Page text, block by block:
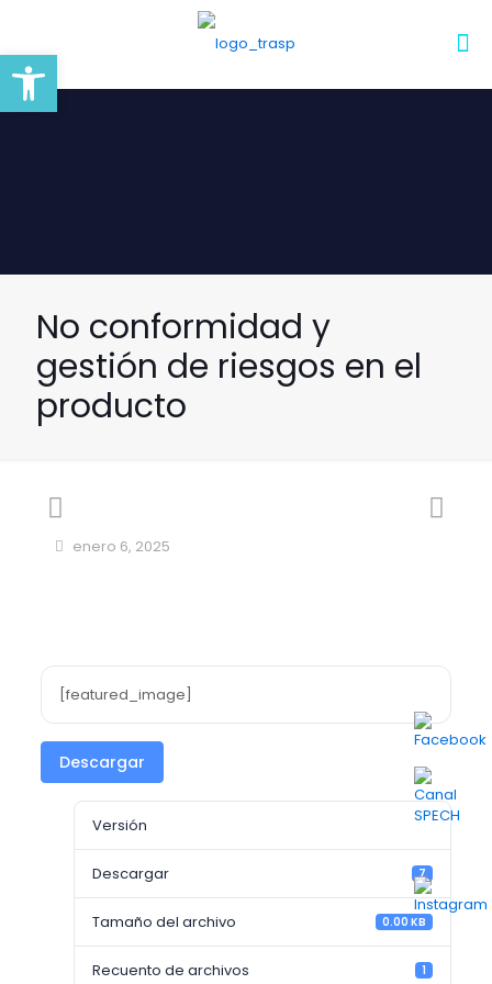
No conformidad y
gestión de riesgos en el
producto
enero 6, 2025
[featured_image]
Descargar
Versión
Descargar 7
Tamaño del archivo 0.00 KB
Recuento de archivos 1
Abrir barra de herramientas